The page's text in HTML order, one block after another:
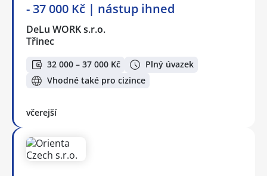
- 37 000 Kč | nástup ihned
DeLu WORK s.r.o.
Třinec
32 000 – 37 000 Kč
Plný úvazek
Vhodné také pro cizince
včerejší